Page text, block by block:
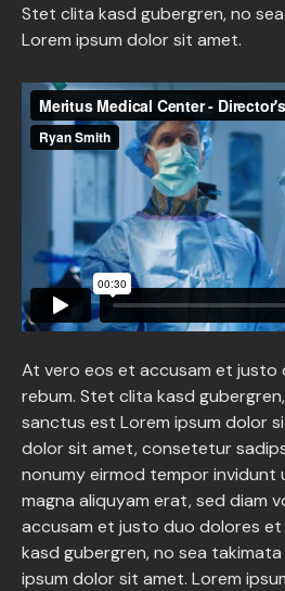
Stet clita kasd gubergren, no
Lorem ipsum dolor sit amet.
At vero eos et accusam et justo
rebum. Stet clita kasd
sanctus est Lorem ipsum dolor
dolor sit amet, consetetur
nonumy eirmod tempor
magna aliquyam erat, sed diam
accusam et justo duo dolores
kasd gubergren, no sea
ipsum dolor sit amet. Lorem